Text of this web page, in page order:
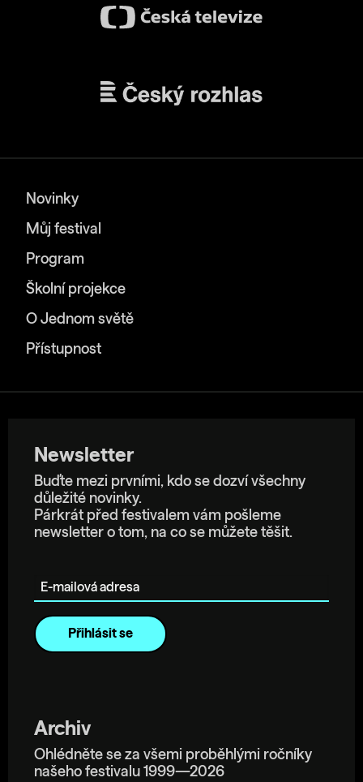
Novinky
Můj festival
Program
Školní projekce
O Jednom světě
Přístupnost
Newsletter
Buďte mezi prvními, kdo se dozví všechny
důležité novinky.
Párkrát před festivalem vám pošleme
newsletter o tom, na co se můžete těšit.
Archiv
Ohlédněte se za všemi proběhlými ročníky
našeho festivalu 1999—2026